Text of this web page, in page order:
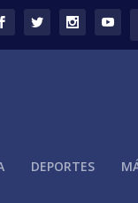
DEPORTES